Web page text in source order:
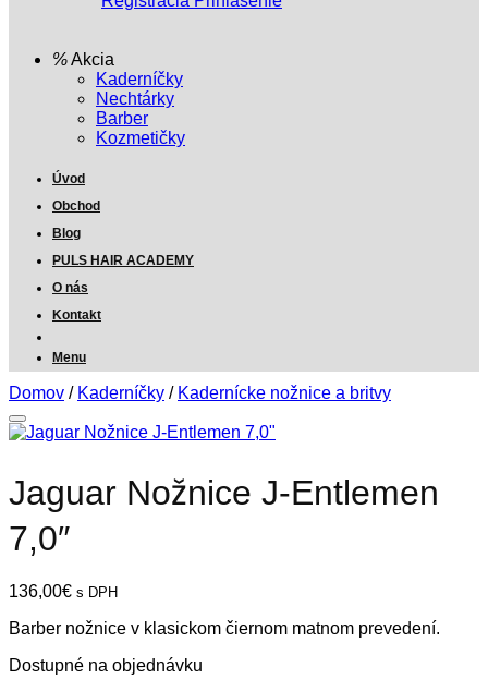
Akcia
Kaderníčky
Nechtárky
Barber
Kozmetičky
Úvod
Obchod
Blog
PULS HAIR ACADEMY
O nás
Kontakt
Menu
Domov / Kaderníčky / Kadernícke nožnice a britvy
Jaguar Nožnice J-Entlemen
7,0″
136,00€ s DPH
Barber nožnice v klasickom čiernom matnom prevedení.
Dostupné na objednávku